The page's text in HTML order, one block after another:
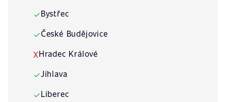
✓Bystřec
✓České Budějovice
XHradec Králové
✓Jihlava
✓Liberec